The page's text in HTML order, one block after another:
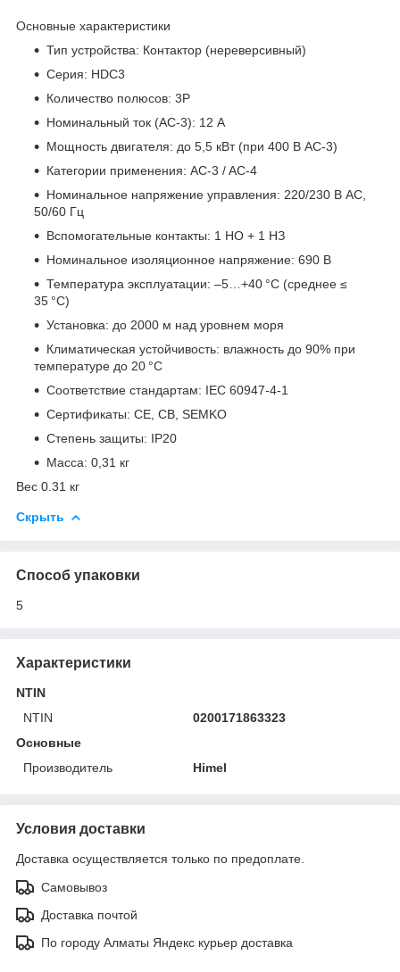
Основные характеристики
Тип устройства: Контактор (нереверсивный)
Серия: HDC3
Количество полюсов: 3P
Номинальный ток (AC-3): 12 А
Мощность двигателя: до 5,5 кВт (при 400 В AC-3)
Категории применения: AC-3 / AC-4
Номинальное напряжение управления: 220/230 В AC,
50/60 Гц
Вспомогательные контакты: 1 НО + 1 НЗ
Номинальное изоляционное напряжение: 690 В
Температура эксплуатации: –5…+40 °C (среднее ≤
35 °C)
Установка: до 2000 м над уровнем моря
Климатическая устойчивость: влажность до 90% при
температуре до 20 °C
Соответствие стандартам: IEC 60947-4-1
Сертификаты: CE, CB, SEMKO
Степень защиты: IP20
Масса: 0,31 кг
Вес 0.31 кг
Скрыть
Способ упаковки
5
Характеристики
NTIN
NTIN
0200171863323
Основные
Производитель
Himel
Условия доставки
Доставка осуществляется только по предоплате.
Самовывоз
Доставка почтой
По городу Алматы Яндекс курьер доставка